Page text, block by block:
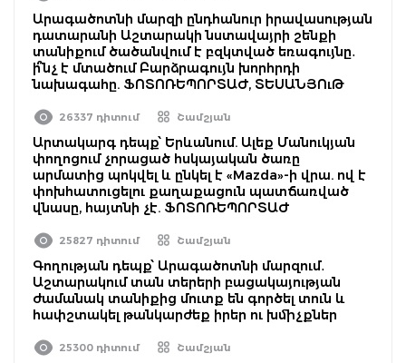
Արագածոտնի մարզի ընդհանուր իրավասության
դատարանի Աշտարակի նստավայրի շենքի
տանիքում ծածանվում է բզկտված եռագույնը․
ի՞նչ է մտածում Բարձրագույն խորհրդի
նախագահը. ՖՈՏՈՌԵՊՈՐՏԱԺ, ՏԵՍԱՆՅՈւԹ
26337 դիտում Շամշյան
Արտակարգ դեպք՝ Երևանում. Ալեք Մանուկյան
փողոցում չորացած հսկայական ծառը
արմատից պոկվել և ընկել է «Mazda»-ի վրա. ով է
փոխհատուցելու քաղաքացուն պատճառված
վնասը, հայտնի չէ. ՖՈՏՈՌԵՊՈՐՏԱԺ
25827 դիտում Շամշյան
Գողության դեպք՝ Արագածոտնի մարզում․
Աշտարակում տան տերերի բացակայության
ժամանակ տանիքից մուտք են գործել տուն և
հափշտակել թանկարժեք իրեր ու խմիչքներ
25300 դիտում Շամշյան